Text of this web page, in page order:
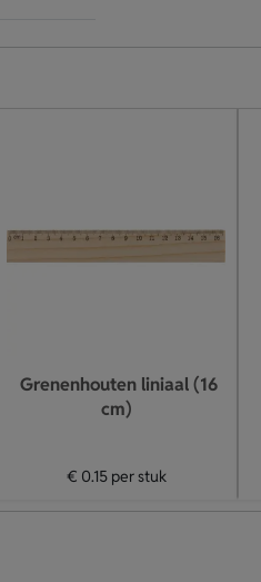
Grenenhouten liniaal (16
cm)
€ 0.15per stuk